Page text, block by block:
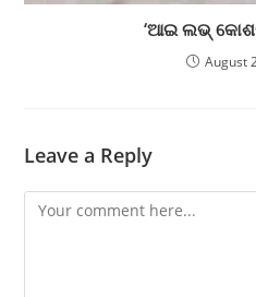
‘ଆଇ ଲଭ୍
August
Leave a Reply